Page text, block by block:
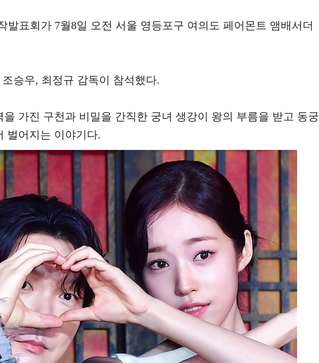
발표회가 7월8일 오전 서울 영등포구 여의도 페어몬트 앰배서더
승우, 최정규 감독이 참석했다.
가진 구천과 비밀을 간직한 궁녀 생강이 왕의 부름을 받고 동궁
벌어지는 이야기다.